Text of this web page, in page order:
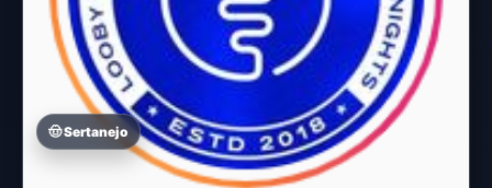
🤠 Sertanejo